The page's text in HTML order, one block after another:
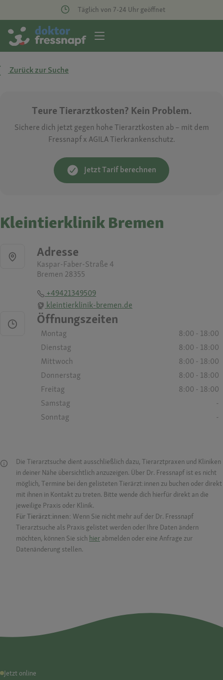
Täglich von 7-24 Uhr geöffnet
Zurück zur Suche
Teure Tierarztkosten? Kein Problem.
Sichere dich jetzt gegen hohe Tierarztkosten ab – mit dem
Fressnapf x AGILA Tierkrankenschutz.
Jetzt Tarif berechnen
Kleintierklinik Bremen
Adresse
Kaspar-Faber-Straße 4
Bremen 28355
+49421349509
kleintierklinik-bremen.de
Öffnungszeiten
Montag
8:00 - 18:00
Dienstag
8:00 - 18:00
Mittwoch
8:00 - 18:00
Donnerstag
8:00 - 18:00
Freitag
8:00 - 18:00
Samstag
-
Sonntag
-
Die Tierarztsuche dient ausschließlich dazu, Tierarztpraxen und Kliniken
in deiner Nähe übersichtlich anzuzeigen. Über Dr. Fressnapf ist es nicht
möglich, Termine bei den gelisteten Tierärzt:innen zu buchen oder direkt
mit ihnen in Kontakt zu treten. Bitte wende dich hierfür direkt an die
jeweilige Praxis oder Klinik.
Für Tierärzt:innen: Wenn Sie nicht mehr auf der Dr. Fressnapf
Tierarztsuche als Praxis gelistet werden oder Ihre Daten ändern
möchten, können Sie sich hier abmelden oder eine Anfrage zur
Datenänderung stellen.
Jetzt online